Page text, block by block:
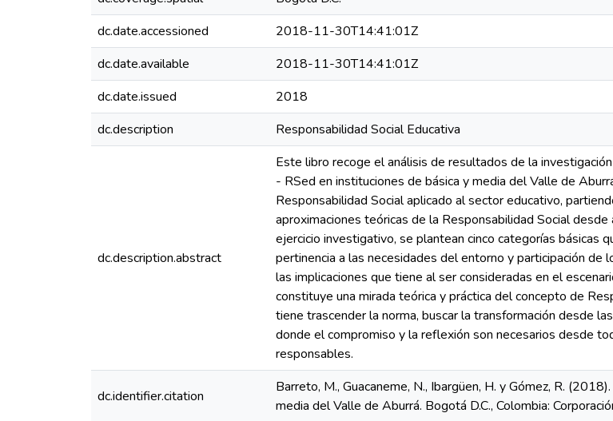
dc.date.accessioned
2018-11-30T14:41:01Z
dc.date.available
2018-11-30T14:41:01Z
dc.date.issued
2018
dc.description
Responsabilidad Social Educativa
dc.description.abstract
Este libro recoge el análisis de resultados de la
- RSed en instituciones de básica y media del Valle de
Responsabilidad Social aplicado al sector educativo,
aproximaciones teóricas de la Responsabilidad Social
ejercicio investigativo, se plantean cinco categorías básicas
pertinencia a las necesidades del entorno y participación de
las implicaciones que tiene al ser consideradas en el
constituye una mirada teórica y práctica del concepto de
tiene trascender la norma, buscar la transformación desde
donde el compromiso y la reflexión son necesarios desde
responsables.
dc.identifier.citation
Barreto, M., Guacaneme, N., Ibargüen, H. y Gómez, R.
media del Valle de Aburrá. Bogotá D.C., Colombia: